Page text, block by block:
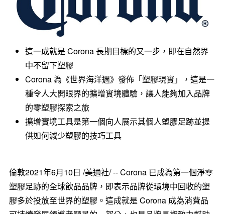
這一成就是 Corona 長期目標的又一步，即在自然界
中不留下塑膠
Corona 為《世界海洋週》發佈「塑膠現實」，這是一
種令人大開眼界的擴增實境體驗，讓人能夠加入品牌
的零塑膠探索之旅
擴增實境工具是第一個向人展示其個人塑膠足跡並提
供如何減少塑膠的技巧工具
倫敦2021年6月10日 /美通社/ -- Corona 已成為第一個淨零
塑膠足跡的全球飲品品牌，即表示品牌從環境中回收的塑
膠多於投放至世界的塑膠。這成就是 Corona 成為消費品